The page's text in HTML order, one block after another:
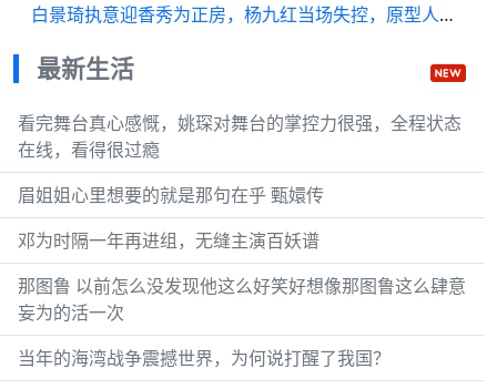
白景琦执意迎香秀为正房，杨九红当场失控，原型人物更是胆魄惊人
最新生活
看完舞台真心感慨，姚琛对舞台的掌控力很强，全程状态
在线，看得很过瘾
眉姐姐心里想要的就是那句在乎 甄嬛传
邓为时隔一年再进组，无缝主演百妖谱
那图鲁 以前怎么没发现他这么好笑好想像那图鲁这么肆意
妄为的活一次
当年的海湾战争震撼世界，为何说打醒了我国？